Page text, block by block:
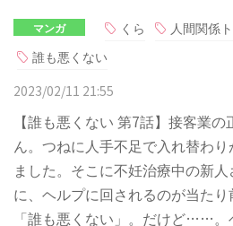
マンガ くら
人間関係
誰も悪くない
2023/02/11 21:55
【誰も悪くない 第7話】接客業
ん。つねに人手不足で入れ替わ
ました。そこに不妊治療中の新
に、ヘルプに回されるのが当たり
「誰も悪くない」。だけど……